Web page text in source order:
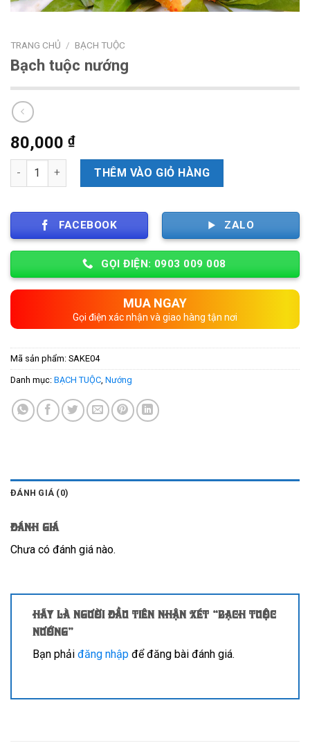
TRANG CHỦ / BẠCH TUỘC
Bạch tuộc nướng
80,000 ₫
Số lượng THÊM VÀO GIỎ HÀNG
FACEBOOK ZALO
GỌI ĐIỆN: 0903 009 008
MUA NGAY
Gọi điện xác nhận và giao hàng tận nơi
Mã sản phẩm: SAKE04
Danh mục: BẠCH TUỘC Nướng
ĐÁNH GIÁ (0)
Đánh giá
Chưa có đánh giá nào.
Hãy là người đầu tiên nhận xét “Bạch tuộc
nướng”
Bạn phải đăng nhập để đăng bài đánh giá.